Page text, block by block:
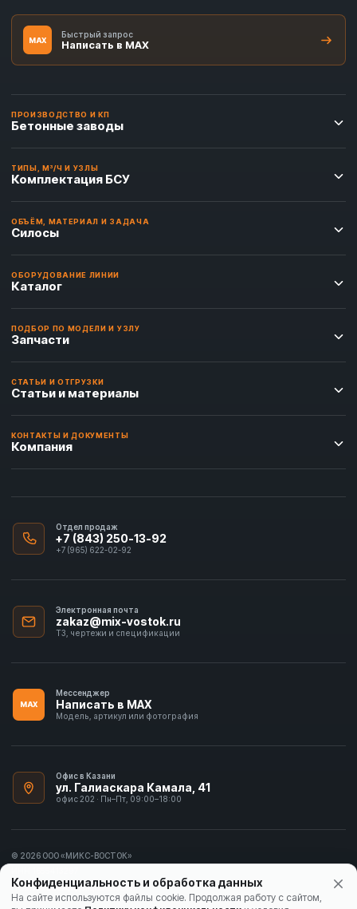
MAX
Быстрый запрос
Написать в MAX
ПРОИЗВОДСТВО И КП
Бетонные заводы
ТИПЫ, М³/Ч И УЗЛЫ
Комплектация БСУ
ОБЪЁМ, МАТЕРИАЛ И ЗАДАЧА
Силосы
ОБОРУДОВАНИЕ ЛИНИИ
Каталог
ПОДБОР ПО МОДЕЛИ И УЗЛУ
Запчасти
СТАТЬИ И ОТГРУЗКИ
Статьи и материалы
КОНТАКТЫ И ДОКУМЕНТЫ
Компания
Отдел продаж
+7 (843) 250-13-92
+7 (965) 622-02-92
Электронная почта
zakaz@mix-vostok.ru
ТЗ, чертежи и спецификации
MAX
Мессенджер
Написать в MAX
Модель, артикул или фотография
Офис в Казани
ул. Галиаскара Камала, 41
офис 202 · Пн–Пт, 09:00–18:00
© 2026 ООО «МИКС-ВОСТОК»
Политика конфиденциальности
Конфиденциальность и обработка данных
На сайте используются файлы cookie. Продолжая работу с сайтом,